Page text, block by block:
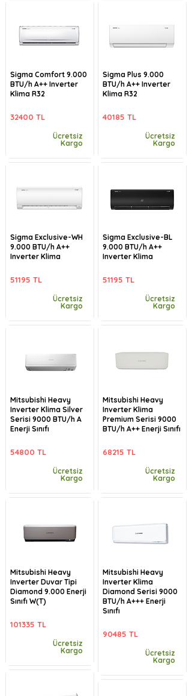
Sigma Comfort 9.000
BTU/h A++ Inverter
Klima R32
32400 TL
Ücretsiz
Kargo
Sigma Exclusive-WH
9.000 BTU/h A++
Inverter Klima
51195 TL
Ücretsiz
Kargo
Mitsubishi Heavy
Inverter Klima Silver
Serisi 9000 BTU/h A
Enerji Sınıfı
54800 TL
Ücretsiz
Kargo
Mitsubishi Heavy
Inverter Duvar Tipi
Diamond 9.000 Enerji
Sınıfı W(T)
101335 TL
Ücretsiz
Kargo
Sigma Plus 9.000
BTU/h A++ Inverter
Klima R32
40185 TL
Ücretsiz
Kargo
Sigma Exclusive-BL
9.000 BTU/h A++
Inverter Klima
51195 TL
Ücretsiz
Kargo
Mitsubishi Heavy
Inverter Klima
Premium Serisi 9000
BTU/h A++ Enerji Sınıfı
68215 TL
Ücretsiz
Kargo
Mitsubishi Heavy
Inverter Klima
Diamond Serisi 9000
BTU/h A+++ Enerji
Sınıfı
90485 TL
Ücretsiz
Kargo